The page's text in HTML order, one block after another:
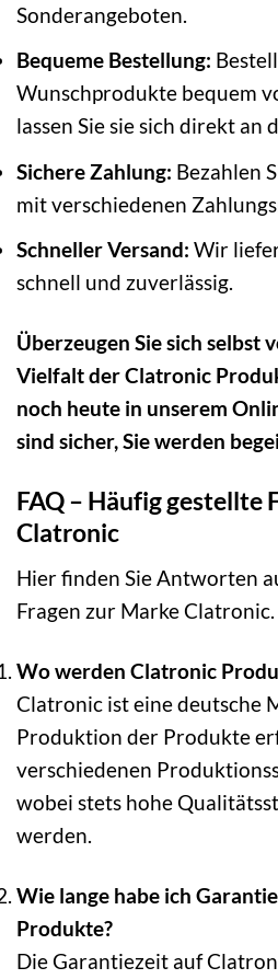
Sonderangeboten.
Bequeme Bestellung:
Wunschprodukte bequem
lassen Sie sie sich direkt an
Sichere Zahlung: Bezahlen
mit verschiedenen
Schneller Versand: Wir
schnell und zuverlässig.
Überzeugen Sie sich selbst
Vielfalt der Clatronic
noch heute in unserem
sind sicher, Sie werden
FAQ – Häufig gestellte
Clatronic
Hier finden Sie Antworten
Fragen zur Marke Clatronic.
Wo werden Clatronic
Clatronic ist eine deutsche
Produktion der Produkte
verschiedenen
wobei stets hohe
werden.
Wie lange habe ich
Produkte?
Die Garantiezeit auf